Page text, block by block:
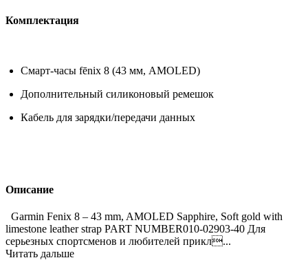
Комплектация
Смарт-часы fēnix 8 (43 мм, AMOLED)
Дополнительный силиконовый ремешок
Кабель для зарядки/передачи данных
Описание
Garmin Fenix 8 – 43 mm, AMOLED Sapphire, Soft gold with
limestone leather strap PART NUMBER010-02903-40 Для
серьезных спортсменов и любителей прикл...
Читать дальше